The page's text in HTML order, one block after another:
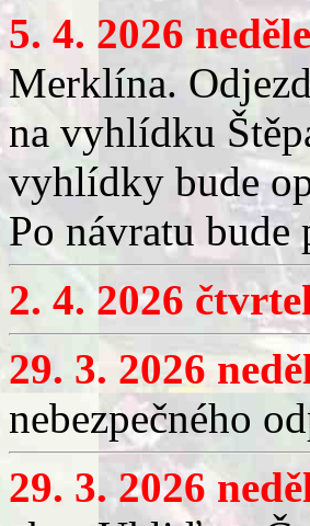
5. 4. 2026
Merklína.
na vyhlídku
vyhlídky bude
Po návratu bude
2. 4. 2026
29. 3. 2026
nebezpečného
29. 3. 2026